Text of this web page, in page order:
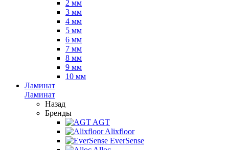
2 мм
3 мм
4 мм
5 мм
6 мм
7 мм
8 мм
9 мм
10 мм
Ламинат
Ламинат
Назад
Бренды
AGT
Alixfloor
EverSense